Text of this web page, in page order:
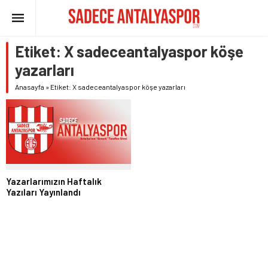
Etiket: X sadeceantalyaspor köşe
yazarları
Anasayfa » Etiket: X sadeceantalyaspor köşe yazarları
Yazarlarımızın Haftalık
Yazıları Yayınlandı